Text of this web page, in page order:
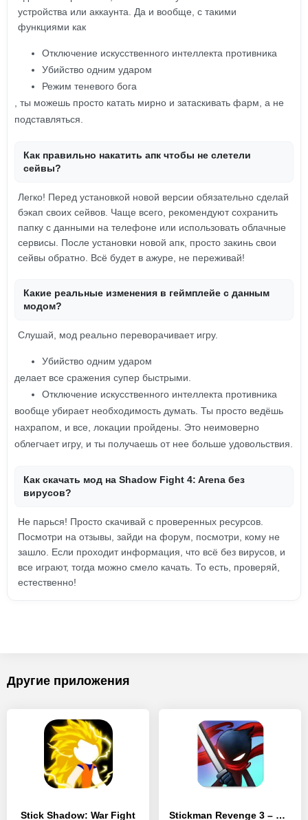
устройства или аккаунта. Да и вообще, с такими
функциями как
Отключение искусственного интеллекта противника
Убийство одним ударом
Режим теневого бога
, ты можешь просто катать мирно и затаскивать фарм, а не
подставляться.
Как правильно накатить апк чтобы не слетели
сейвы?
Легко! Перед установкой новой версии обязательно сделай
бэкап своих сейвов. Чаще всего, рекомендуют сохранить
папку с данными на телефоне или использовать облачные
сервисы. После установки новой апк, просто закинь свои
сейвы обратно. Всё будет в ажуре, не переживай!
Какие реальные изменения в геймплейе с данным
модом?
Слушай, мод реально переворачивает игру.
Убийство одним ударом
делает все сражения супер быстрыми.
Отключение искусственного интеллекта противника
вообще убирает необходимость думать. Ты просто ведёшь
нахрапом, и все, локации пройдены. Это неимоверно
облегчает игру, и ты получаешь от нее больше удовольствия.
Как скачать мод на Shadow Fight 4: Arena без
вирусов?
Не парься! Просто скачивай с проверенных ресурсов.
Посмотри на отзывы, зайди на форум, посмотри, кому не
зашло. Если проходит информация, что всё без вирусов, и
все играют, тогда можно смело качать. То есть, проверяй,
естественно!
Другие приложения
Stick Shadow: War Fight Stickman Revenge 3 – Ninja Warrior – Shadow Fight